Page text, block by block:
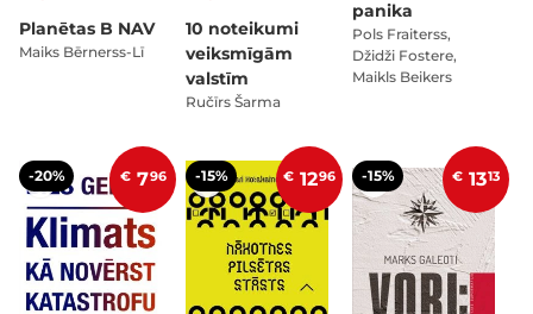
Planētas B NAV
Maiks Bērnerss-Lī
10 noteikumi
veiksmīgām
valstīm
Ručīrs Šarma
panika
Pols Fraiterss,
Džidži Fostere,
Maikls Beikers
-20% € 796 -15% € 1296 -15% € 1313